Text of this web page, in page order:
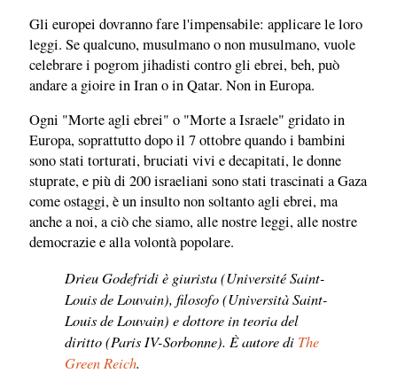
Gli europei dovranno fare l'impensabile: applicare le loro
leggi. Se qualcuno, musulmano o non musulmano, vuole
celebrare i pogrom jihadisti contro gli ebrei, beh, può
andare a gioire in Iran o in Qatar. Non in Europa.
Ogni "Morte agli ebrei" o "Morte a Israele" gridato in
Europa, soprattutto dopo il 7 ottobre quando i bambini
sono stati torturati, bruciati vivi e decapitati, le donne
stuprate, e più di 200 israeliani sono stati trascinati a Gaza
come ostaggi, è un insulto non soltanto agli ebrei, ma
anche a noi, a ciò che siamo, alle nostre leggi, alle nostre
democrazie e alla volontà popolare.
Drieu Godefridi è giurista (Université Saint-
Louis de Louvain), filosofo (Università Saint-
Louis de Louvain) e dottore in teoria del
diritto (Paris IV-Sorbonne). È autore di The
Green Reich.